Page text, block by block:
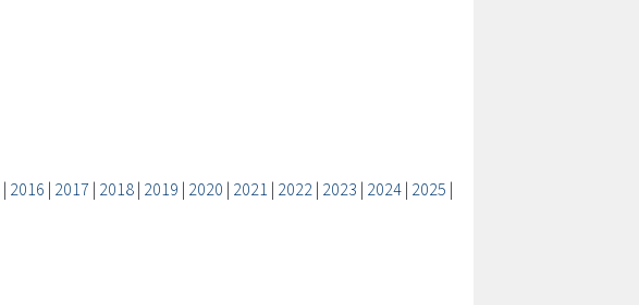
| 2016 | 2017 | 2018| 2019 | 2020 | 2021 | 2022| 2023 | 2024| 2025 |